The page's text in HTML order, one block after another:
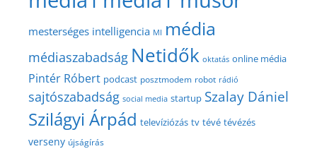
mesterséges intelligencia MI média
médiaszabadság Netidők oktatás online média
Pintér Róbert podcast posztmodem robot rádió
sajtószabadság social media startup Szalay Dániel
Szilágyi Árpád televíziózás tv tévé tévézés
verseny újságírás